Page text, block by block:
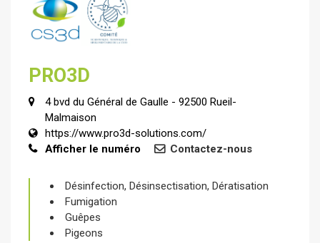
PRO3D
4 bvd du Général de Gaulle - 92500 Rueil-
Malmaison
https://www.pro3d-solutions.com/
Afficher le numéro
Contactez-nous
Désinfection, Désinsectisation, Dératisation
Fumigation
Guêpes
Pigeons